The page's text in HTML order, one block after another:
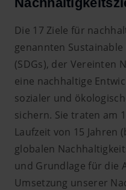
Die 17 Ziele für
genannten
(SDGs), der Vereinten
eine nachhaltige
sozialer und
sichern. Sie traten am
Laufzeit von 15 Jahren
globalen
und Grundlage für die
Umsetzung unserer